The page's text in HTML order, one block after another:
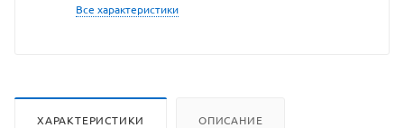
Все характеристики
ХАРАКТЕРИСТИКИ ОПИСАНИЕ